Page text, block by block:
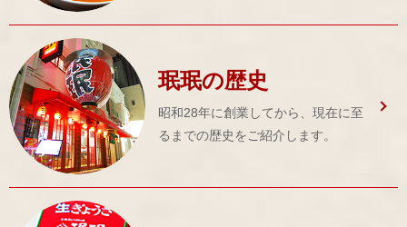
珉珉の歴史
昭和28年に創業してから、現在に至
るまでの歴史をご紹介します。